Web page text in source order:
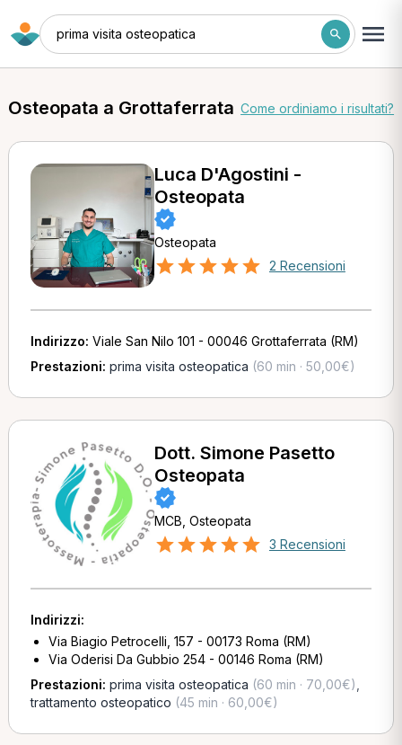
prima visita osteopatica
Osteopata a Grottaferrata Come ordiniamo i risultati?
Luca D'Agostini -
Osteopata
Osteopata
2 Recensioni
Indirizzo: Viale San Nilo 101 - 00046 Grottaferrata (RM)
Prestazioni: prima visita osteopatica (60 min · 50,00€)
Dott. Simone Pasetto
Osteopata
MCB, Osteopata
3 Recensioni
Indirizzi:
Via Biagio Petrocelli, 157 - 00173 Roma (RM)
Via Oderisi Da Gubbio 254 - 00146 Roma (RM)
Prestazioni: prima visita osteopatica (60 min · 70,00€)
trattamento osteopatico (45 min · 60,00€)